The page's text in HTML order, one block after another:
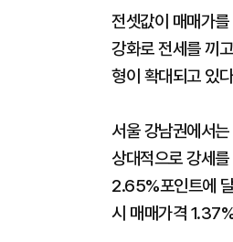
전셋값이 매매가
강화로 전세를 끼
형이 확대되고 있
서울 강남권에서
상대적으로 강세
2.65%포인트에
시 매매가격